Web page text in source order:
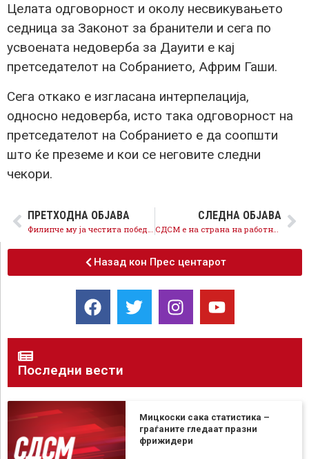
Целата одговорност и околу несвикувањето
седница за Законот за бранители и сега по
усвоената недоверба за Дауити е кај
претседателот на Собранието, Африм Гаши.
Сега откако е изгласана интерпелација,
односно недоверба, исто така одговорност на
претседателот на Собранието е да соопшти
што ќе преземе и кои се неговите следни
чекори.
ПРЕТХОДНА ОБЈАВА
Филипче му ја честита победата на Милановиќ
СЛЕДНА ОБЈАВА
СДСМ е на страна на работниците, власта да ги зголеми платите и да се потпишат колективните договори
Назад кон Прес центарот
Последни вести
Мицкоски сака статистика –
граѓаните гледаат празни
фрижидери